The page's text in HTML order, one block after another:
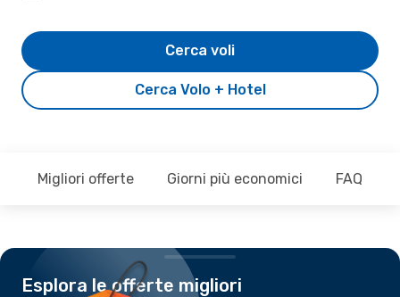
Cerca Volo + Hotel
Cerca voli
Migliori offerte Giorni più economici FAQ
Esplora le offerte migliori